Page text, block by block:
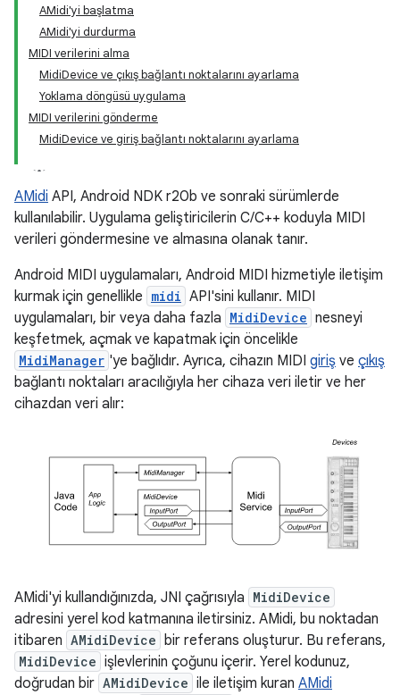
AMidi'yi başlatma
AMidi'yi durdurma
MIDI verilerini alma
MidiDevice ve çıkış bağlantı noktalarını ayarlama
Yoklama döngüsü uygulama
MIDI verilerini gönderme
MidiDevice ve giriş bağlantı noktalarını ayarlama
AMidi API, Android NDK r20b ve sonraki sürümlerde
kullanılabilir. Uygulama geliştiricilerin C/C++ koduyla MIDI
verileri göndermesine ve almasına olanak tanır.
Android MIDI uygulamaları, Android MIDI hizmetiyle iletişim
kurmak için genellikle midi API'sini kullanır. MIDI
uygulamaları, bir veya daha fazla MidiDevice nesneyi
keşfetmek, açmak ve kapatmak için öncelikle
MidiManager 'ye bağlıdır. Ayrıca, cihazın MIDI giriş ve çıkış
bağlantı noktaları aracılığıyla her cihaza veri iletir ve her
cihazdan veri alır:
AMidi'yi kullandığınızda, JNI çağrısıyla MidiDevice
adresini yerel kod katmanına iletirsiniz. AMidi, bu noktadan
itibaren AMidiDevice bir referans oluşturur. Bu referans,
MidiDevice işlevlerinin çoğunu içerir. Yerel kodunuz,
doğrudan bir AMidiDevice ile iletişim kuran AMidi